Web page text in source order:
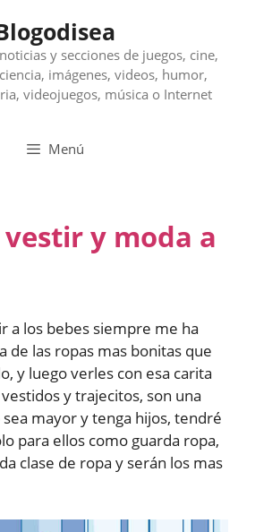
y secciones de juegos, cine,
imágenes, videos, humor,
videojuegos, música o Internet
Menú
vestir y moda a
a los bebes siempre me ha
de las ropas mas bonitas que
y luego verles con esa carita
y trajecitos, son una
mayor y tenga hijos, tendré
para ellos como guarda ropa,
clase de ropa y serán los mas